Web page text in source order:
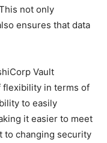
not only
ensures that data
Vault
flexibility⁤ in ‌terms of
to easily
it ‍easier to ​meet
to changing​ security